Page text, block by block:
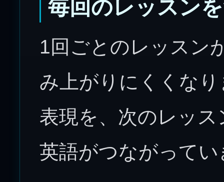
毎回のレッスン
1回ごとのレッスン
み上がりにくくな
表現を、次のレッ
英語がつながって